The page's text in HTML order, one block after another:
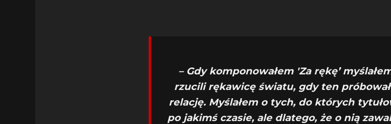
– Gdy komponowałem 'Za rękę’
rzucili rękawicę światu, gdy ten
relację. Myślałem o tych, do których
po jakimś czasie, ale dlatego, że o nią